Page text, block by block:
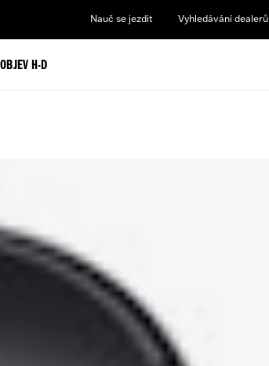
Nauč se jezdit Vyhledávání dealerů
OBJEV H-D